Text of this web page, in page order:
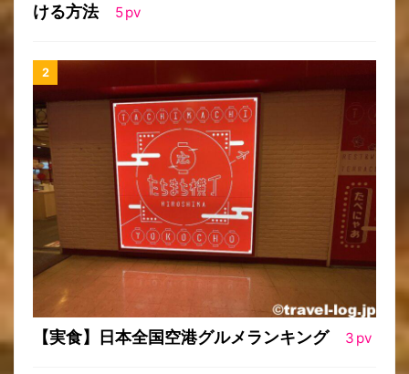
ける方法
5pv
【実食】日本全国空港グルメランキング 3 pv